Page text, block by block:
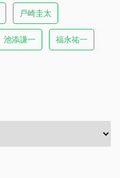
戸崎圭太
池添謙一 福永祐一